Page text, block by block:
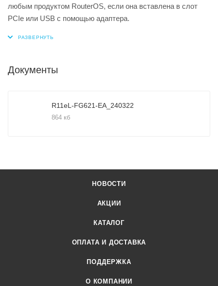
любым продуктом RouterOS, если она вставлена в слот
PCIe или USB с помощью адаптера.
Документы
R11eL-FG621-EA_240322
864 кб
НОВОСТИ
АКЦИИ
КАТАЛОГ
ОПЛАТА И ДОСТАВКА
ПОДДЕРЖКА
О КОМПАНИИ